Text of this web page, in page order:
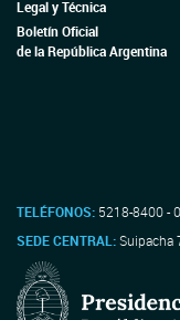
Legal y Técnica
Boletín Oficial
de la República Argentina
TELÉFONOS: 5218-8400 -
SEDE CENTRAL:Suipacha